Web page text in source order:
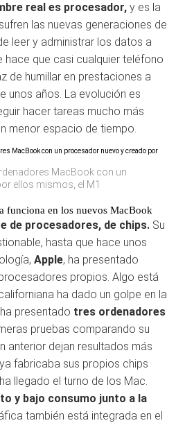
real es procesador, y es la
las nuevas generaciones de
leer y administrar los datos a
hace que casi cualquier teléfono
de humillar en prestaciones a
unos años. La evolución es
hacer tareas mucho más
menor espacio de tiempo.
MacBook con un
ellos mismos, el M1
funciona en los nuevos MacBook
de procesadores, de chips. Su
hasta que hace unos
Apple, ha presentado
propios. Algo está
ha dado un golpe en la
presentado tres ordenadores
pruebas comparando su
anterior dejan resultados más
fabricaba sus propios chips
llegado el turno de los Mac.
y bajo consumo junto a la
también está integrada en el